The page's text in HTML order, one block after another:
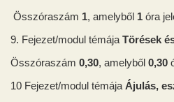
Összóraszám 1, amelyből 1 óra
9. Fejezet/modul témája Törések
Összóraszám 0,30, amelyből 0,30
10 Fejezet/modul témája Ájulás,